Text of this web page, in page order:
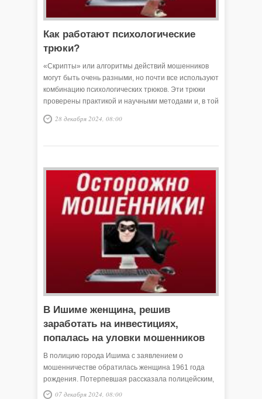
Как работают психологические
трюки?
«Скрипты» или алгоритмы действий мошенников
могут быть очень разными, но почти все используют
комбинацию психологических трюков. Эти трюки
проверены практикой и научными методами и, в той
или иной степени, работают.
28 декабря 2024, 08:00
В Ишиме женщина, решив
заработать на инвестициях,
попалась на уловки мошенников
В полицию города Ишима с заявлением о
мошенничестве обратилась женщина 1961 года
рождения. Потерпевшая рассказала полицейским,
что, желая заработать на инвестициях,
07 декабря 2024, 08:00